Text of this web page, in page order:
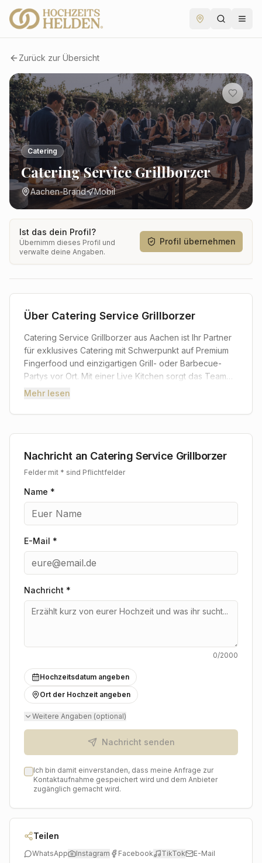
Zurück zur Übersicht
Catering
Catering Service Grillborzer
Aachen-Brand Mobil
Ist das dein Profil?
Übernimm dieses Profil und
verwalte deine Angaben.
Profil übernehmen
Über Catering Service Grillborzer
Catering Service Grillborzer aus Aachen ist Ihr Partner
für exklusives Catering mit Schwerpunkt auf Premium
Fingerfood und einzigartigen Grill- oder Barbecue-
Partys vor Ort. Mit einer Live Kitchen sorgt das Team
für unvergessliche kulinarische Erlebnisse, indem es
verwandelt. Ob raffiniertes Fingerfood oder
Firmenevents oder private Feiern in Aachen und
Mehr lesen
Nachricht an Catering Service Grillborzer
Felder mit * sind Pflichtfelder
Name *
E-Mail *
Nachricht *
0/2000
Hochzeitsdatum angeben
Ort der Hochzeit angeben
Weitere Angaben (optional)
Nachricht senden
Ich bin damit einverstanden, dass meine Anfrage zur
Kontaktaufnahme gespeichert wird und dem Anbieter
zugänglich gemacht wird.
Teilen
WhatsApp Instagram Facebook TikTok E-Mail